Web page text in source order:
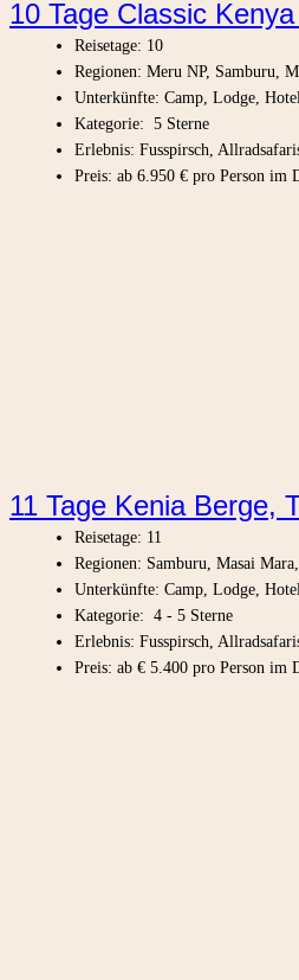
10 Tage Classic
Reisetage: 10
Regionen: Meru NP, Samburu,
Unterkünfte: Camp, Lodge, Hotel
Kategorie: 5 Sterne
Erlebnis: Fusspirsch,
Preis: ab 6.950 € pro Person im
11 Tage Kenia Berge,
Reisetage: 11
Regionen: Samburu, Masai
Unterkünfte: Camp, Lodge, Hotel
Kategorie: 4 - 5 Sterne
Erlebnis: Fusspirsch,
Preis: ab € 5.400 pro Person im